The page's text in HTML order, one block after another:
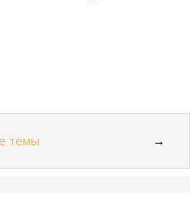
темы →